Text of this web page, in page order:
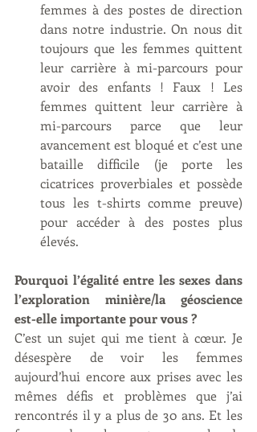
femmes à des postes de direction
dans notre industrie. On nous dit
toujours que les femmes quittent
leur carrière à mi-parcours pour
avoir des enfants ! Faux ! Les
femmes quittent leur carrière à
mi-parcours parce que leur
avancement est bloqué et c’est une
bataille difficile (je porte les
cicatrices proverbiales et possède
tous les t-shirts comme preuve)
pour accéder à des postes plus
élevés.
Pourquoi l’égalité entre les sexes dans
l’exploration minière/la géoscience
est-elle importante pour vous ?
C’est un sujet qui me tient à cœur. Je
désespère de voir les femmes
aujourd’hui encore aux prises avec les
mêmes défis et problèmes que j’ai
rencontrés il y a plus de 30 ans. Et les